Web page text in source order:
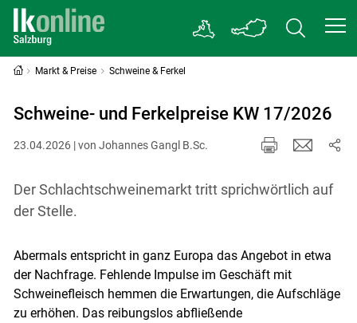
Markt & Preise Schweine & Ferkel
Schweine- und Ferkelpreise KW 17/2026
23.04.2026 | von Johannes Gangl B.Sc.
Der Schlachtschweinemarkt tritt sprichwörtlich auf
der Stelle.
Abermals entspricht in ganz Europa das Angebot in etwa
der Nachfrage. Fehlende Impulse im Geschäft mit
Schweinefleisch hemmen die Erwartungen, die Aufschläge
zu erhöhen. Das reibungslos abfließende